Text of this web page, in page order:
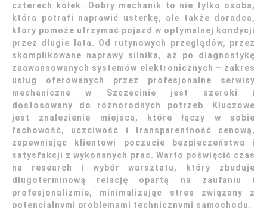
czterech kółek. Dobry mechanik to nie tylko osoba,
która potrafi naprawić usterkę, ale także doradca,
który pomoże utrzymać pojazd w optymalnej kondycji
przez długie lata. Od rutynowych przeglądów, przez
skomplikowane naprawy silnika, aż po diagnostykę
zaawansowanych systemów elektronicznych – zakres
usług oferowanych przez profesjonalne serwisy
mechaniczne w Szczecinie jest szeroki i
dostosowany do różnorodnych potrzeb. Kluczowe
jest znalezienie miejsca, które łączy w sobie
fachowość, uczciwość i transparentność cenową,
zapewniając klientowi poczucie bezpieczeństwa i
satysfakcji z wykonanych prac. Warto poświęcić czas
na research i wybór warsztatu, który zbuduje
długoterminową relację opartą na zaufaniu i
profesjonalizmie, minimalizując stres związany z
potencjalnymi problemami technicznymi samochodu.